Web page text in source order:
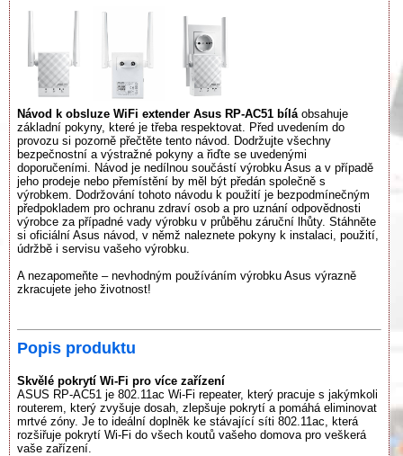
Návod k obsluze WiFi extender Asus RP-AC51 bíláobsahuje
základní pokyny, které je třeba respektovat. Před uvedením do
provozu si pozorně přečtěte tento návod. Dodržujte všechny
bezpečnostní a výstražné pokyny a řiďte se uvedenými
doporučeními. Návod je nedílnou součástí výrobku Asus a v případě
jeho prodeje nebo přemístění by měl být předán společně s
výrobkem. Dodržování tohoto návodu k použití je bezpodmínečným
předpokladem pro ochranu zdraví osob a pro uznání odpovědnosti
výrobce za případné vady výrobku v průběhu záruční lhůty. Stáhněte
si oficiální Asus návod, v němž naleznete pokyny k instalaci, použití,
údržbě i servisu vašeho výrobku.
A nezapomeňte – nevhodným používáním výrobku Asus výrazně
zkracujete jeho životnost!
Popis produktu
Skvělé pokrytí Wi-Fi pro více zařízení
ASUS RP-AC51 je 802.11ac Wi-Fi repeater, který pracuje s jakýmkoli
routerem, který zvyšuje dosah, zlepšuje pokrytí a pomáhá eliminovat
mrtvé zóny. Je to ideální doplněk ke stávající síti 802.11ac, která
rozšiřuje pokrytí Wi-Fi do všech koutů vašeho domova pro veškerá
vaše zařízení.